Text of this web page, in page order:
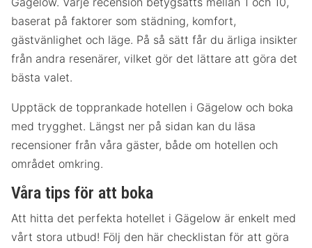
baserat på faktorer som städning, komfort,
gästvänlighet och läge. På så sätt får du ärliga insikter
från andra resenärer, vilket gör det lättare att göra det
bästa valet.
Upptäck de topprankade hotellen i Gägelow och boka
med trygghet. Längst ner på sidan kan du läsa
recensioner från våra gäster, både om hotellen och
området omkring.
Våra tips för att boka
Att hitta det perfekta hotellet i Gägelow är enkelt med
vårt stora utbud! Följ den här checklistan för att göra